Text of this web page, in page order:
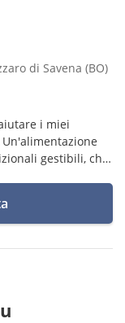
di Savena (BO)
i miei
gestibili, che